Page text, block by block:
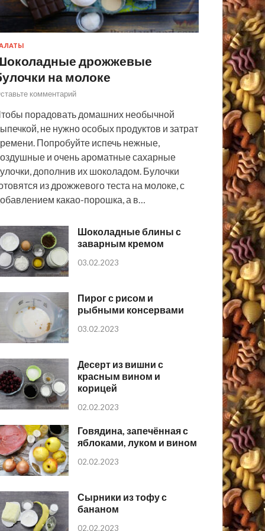
дрожжевые
на молоке
комментарий
порадовать домашних необычной
не нужно особых продуктов и затрат
Попробуйте испечь нежные,
и очень ароматные сахарные
дополнив их шоколадом. Булочки
из дрожжевого теста на молоке, с
какао-порошка, а в…
Шоколадные блины с
заварным кремом
03.02.2023
Пирог с рисом и
рыбными консервами
03.02.2023
Десерт из вишни с
красным вином и
корицей
02.02.2023
Говядина, запечённая с
яблоками, луком и вином
02.02.2023
Сырники из тофу с
бананом
02.02.2023